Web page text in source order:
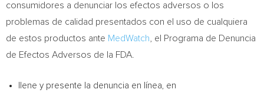
consumidores a denunciar los efectos adversos o los
problemas de calidad presentados con el uso de cualquiera
de estos productos ante MedWatch , el Programa de Denuncia
de Efectos Adversos de la FDA.
llene y presente la denuncia en línea, en